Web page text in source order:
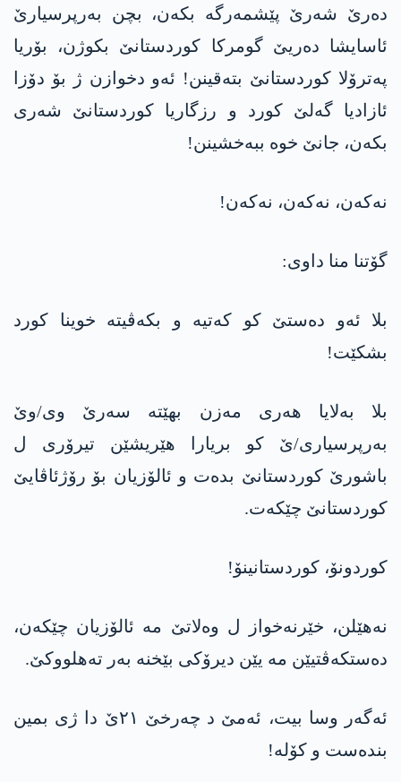
دەرێ شەرێ پێشمەرگە بکەن، بچن بەرپرسیارێ
ئاسایشا دەریێ گومرکا کوردستانێ بکوژن، بۆریا
پەترۆلا کوردستانێ بتەقینن! ئەو دخوازن ژ بۆ دۆزا
ئازادیا گەلێ کورد و رزگاریا کوردستانێ شەری
بکەن، جانێ خوە ببەخشینن!
نەکەن، نەکەن، نەکەن!
گۆتنا منا داوی:
بلا ئەو دەستێ کو کەتیە و بکەڤیتە خوینا کورد
بشکێت!
بلا بەلایا ھەری مەزن بهێتە سەرێ وی/وێ
بەرپرسیاری/ێ کو بریارا ھێریشێن تیرۆری ل
باشورێ کوردستانێ بدەت و ئالۆزیان بۆ رۆژئاڤایێ
کوردستانێ چێکەت.
کوردونۆ، کوردستانینۆ!
نەھێلن، خێرنەخواز ل وەلاتێ مە ئالۆزیان چێکەن،
دەستکەڤتیێن مە یێن دیرۆکی بێخنە بەر تەھلووکێ.
ئەگەر وسا بیت، ئەمێ د چەرخێ ٢١ێ دا ژی بمین
بندەست و کۆلە!